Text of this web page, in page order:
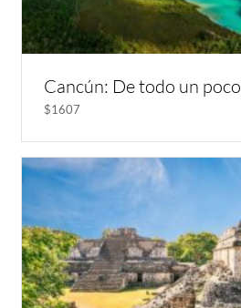
Cancún: De todo un poco
$1607